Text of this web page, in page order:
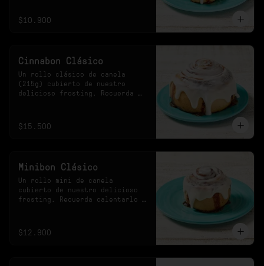
$10.900
Cinnabon Clásico
Un rollo clásico de canela
(215g) cubierto de nuestro
delicioso frosting. Recuerda
$15.500
Minibon Clásico
Un rollo mini de canela
cubierto de nuestro delicioso
frosting. Recuerda calentarlo
$12.900